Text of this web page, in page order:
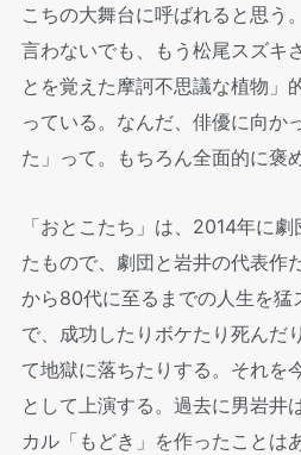
こちの大舞台に呼ばれると思う
言わないでも、もう松尾スズキ
とを覚えた摩訶不思議な植物」
っている。なんだ、俳優に向か
た」って。もちろん全面的に褒
「おとこたち」は、2014年に
たもので、劇団と岩井の代表作
から80代に至るまでの人生を猛
で、成功したりボケたり死んだ
て地獄に落ちたりする。それを
として上演する。過去に男岩井
カル「もどき」を作ったことは